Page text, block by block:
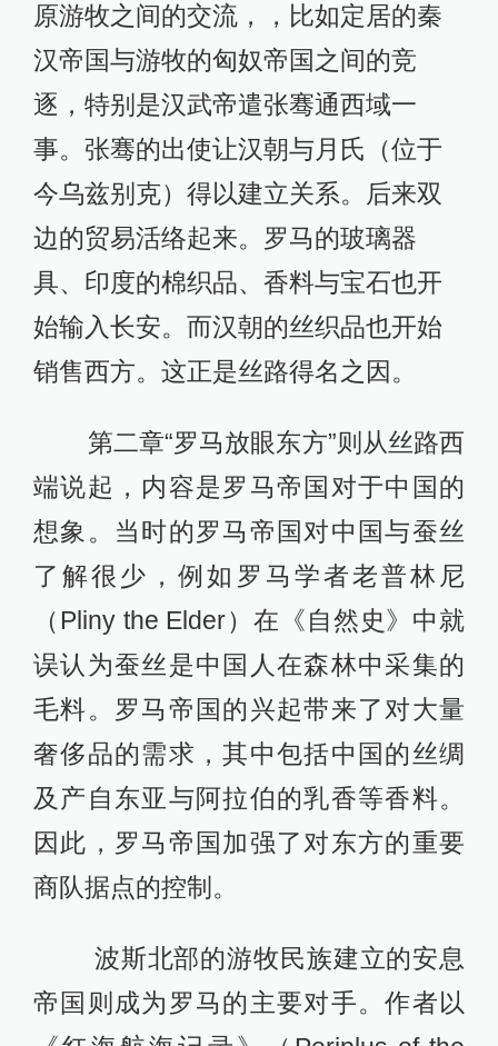
原游牧之间的交流，，比如定居的秦
汉帝国与游牧的匈奴帝国之间的竞
逐，特别是汉武帝遣张骞通西域一
事。张骞的出使让汉朝与月氏（位于
今乌兹别克）得以建立关系。后来双
边的贸易活络起来。罗马的玻璃器
具、印度的棉织品、香料与宝石也开
始输入长安。而汉朝的丝织品也开始
销售西方。这正是丝路得名之因。
第二章“罗马放眼东方”则从丝路西
端说起，内容是罗马帝国对于中国的
想象。当时的罗马帝国对中国与蚕丝
了解很少，例如罗马学者老普林尼
（Pliny the Elder）在《自然史》中就
误认为蚕丝是中国人在森林中采集的
毛料。罗马帝国的兴起带来了对大量
奢侈品的需求，其中包括中国的丝绸
及产自东亚与阿拉伯的乳香等香料。
因此，罗马帝国加强了对东方的重要
商队据点的控制。
波斯北部的游牧民族建立的安息
帝国则成为罗马的主要对手。作者以